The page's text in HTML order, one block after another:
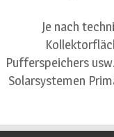
Je nach
Pufferspeichers
Solarsystemen